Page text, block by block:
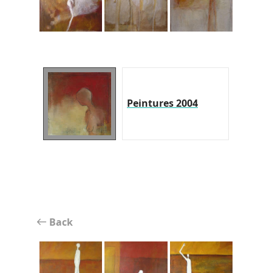
Peintures 2004
Back